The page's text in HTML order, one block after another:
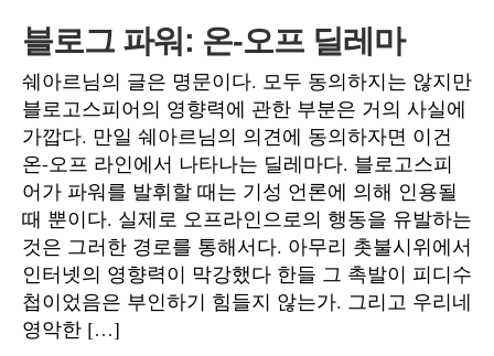
블로그 파워: 온-오프 딜레마
쉐아르님의 글은 명문이다. 모두 동의하지는 않지만
블로고스피어의 영향력에 관한 부분은 거의 사실에
가깝다. 만일 쉐아르님의 의견에 동의하자면 이건
온-오프 라인에서 나타나는 딜레마다. 블로고스피
어가 파워를 발휘할 때는 기성 언론에 의해 인용될
때 뿐이다. 실제로 오프라인으로의 행동을 유발하는
것은 그러한 경로를 통해서다. 아무리 촛불시위에서
인터넷의 영향력이 막강했다 한들 그 촉발이 피디수
첩이었음은 부인하기 힘들지 않는가. 그리고 우리네
영악한 […]